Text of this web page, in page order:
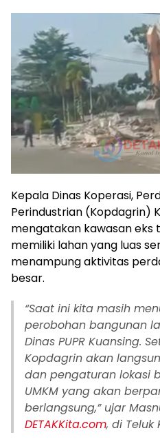
Kepala Dinas Koperasi,
Perindustrian (Kopdagrin)
mengatakan kawasan eks
memiliki lahan yang luas
menampung aktivitas
besar.
“Saat ini kita masih
perobohan bangunan
Dinas PUPR Kuansing.
Kopdagrin akan
dan pengaturan lokasi
UMKM yang akan
berlangsung,” ujar
DETAKKita.com, di Teluk